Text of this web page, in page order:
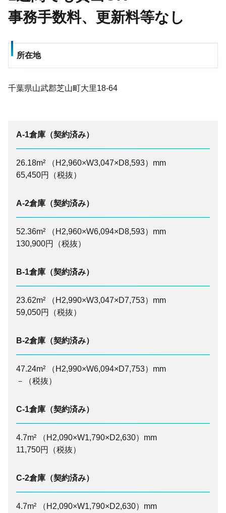
事務手数料、更新料等なし
所在地
千葉県山武郡芝山町大里18-64
A-1倉庫（契約済み）
26.18m² （H2,960×W3,047×D8,593）mm
65,450円（税抜）
A-2倉庫（契約済み）
52.36m² （H2,960×W6,094×D8,593）mm
130,900円（税抜）
B-1倉庫（契約済み）
23.62m² （H2,990×W3,047×D7,753）mm
59,050円（税抜）
B-2倉庫（契約済み）
47.24m² （H2,990×W6,094×D7,753）mm
－（税抜）
C-1倉庫（契約済み）
4.7m² （H2,090×W1,790×D2,630）mm
11,750円（税抜）
C-2倉庫（契約済み）
4.7m² （H2,090×W1,790×D2,630）mm